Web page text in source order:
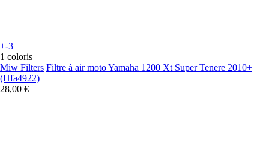
+-3
1 coloris
Miw Filters Filtre à air moto Yamaha 1200 Xt Super Tenere 2010+
(Hfa4922)
28,00 €